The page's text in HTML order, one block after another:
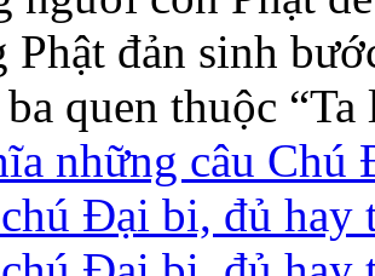
Phật đản sinh
ba quen thuộc
những câu Chú
Đại bi, đủ hay